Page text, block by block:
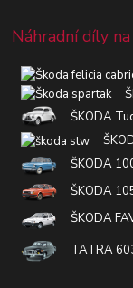
Náhradní díly
ŠKODA
ŠKODA
ŠKODA
ŠKODA
TATRA